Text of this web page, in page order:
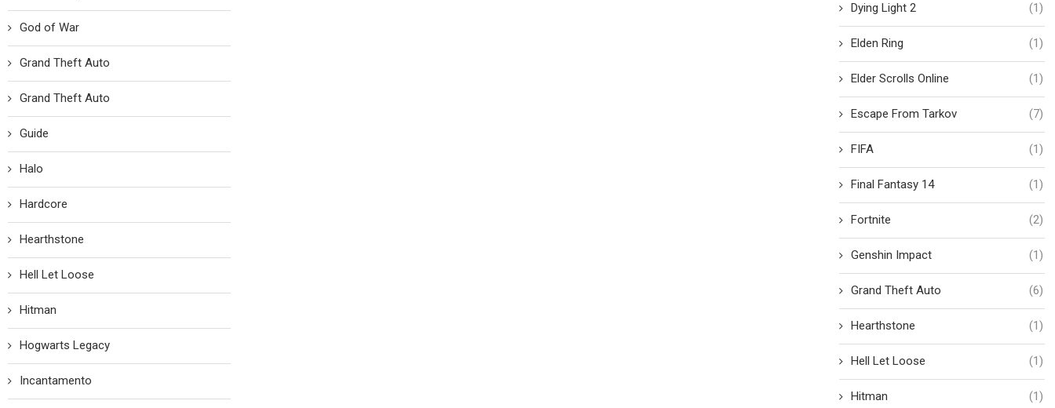
Dying Light 2 (1)
Elden Ring (1)
Elder Scrolls Online (1)
Escape From Tarkov (7)
FIFA (1)
Final Fantasy 14 (1)
Fortnite (2)
Genshin Impact (1)
Grand Theft Auto (6)
Hearthstone (1)
Hell Let Loose (1)
Hitman (1)
God of War
Grand Theft Auto
Grand Theft Auto
Guide
Halo
Hardcore
Hearthstone
Hell Let Loose
Hitman
Hogwarts Legacy
Incantamento